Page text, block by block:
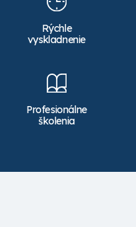
Rýchle
vyskladnenie
Profesionálne
školenia